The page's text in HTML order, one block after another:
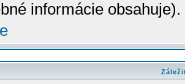
informácie